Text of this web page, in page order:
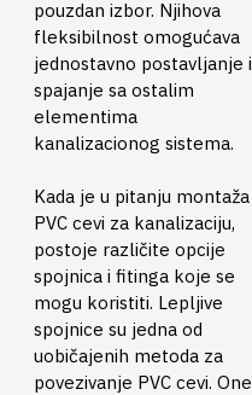
pouzdan izbor. Njihova
fleksibilnost omogućava
jednostavno postavljanje i
spajanje sa ostalim
elementima
kanalizacionog sistema.
Kada je u pitanju montaža
PVC cevi za kanalizaciju,
postoje različite opcije
spojnica i fitinga koje se
mogu koristiti. Lepljive
spojnice su jedna od
uobičajenih metoda za
povezivanje PVC cevi. One